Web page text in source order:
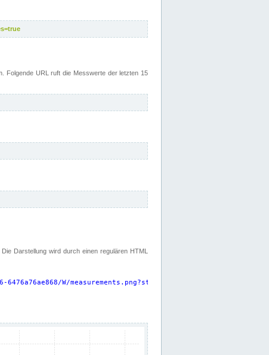
Folgende URL ruft die Messwerte der letzten 15
Darstellung wird durch einen regulären HTML
W/